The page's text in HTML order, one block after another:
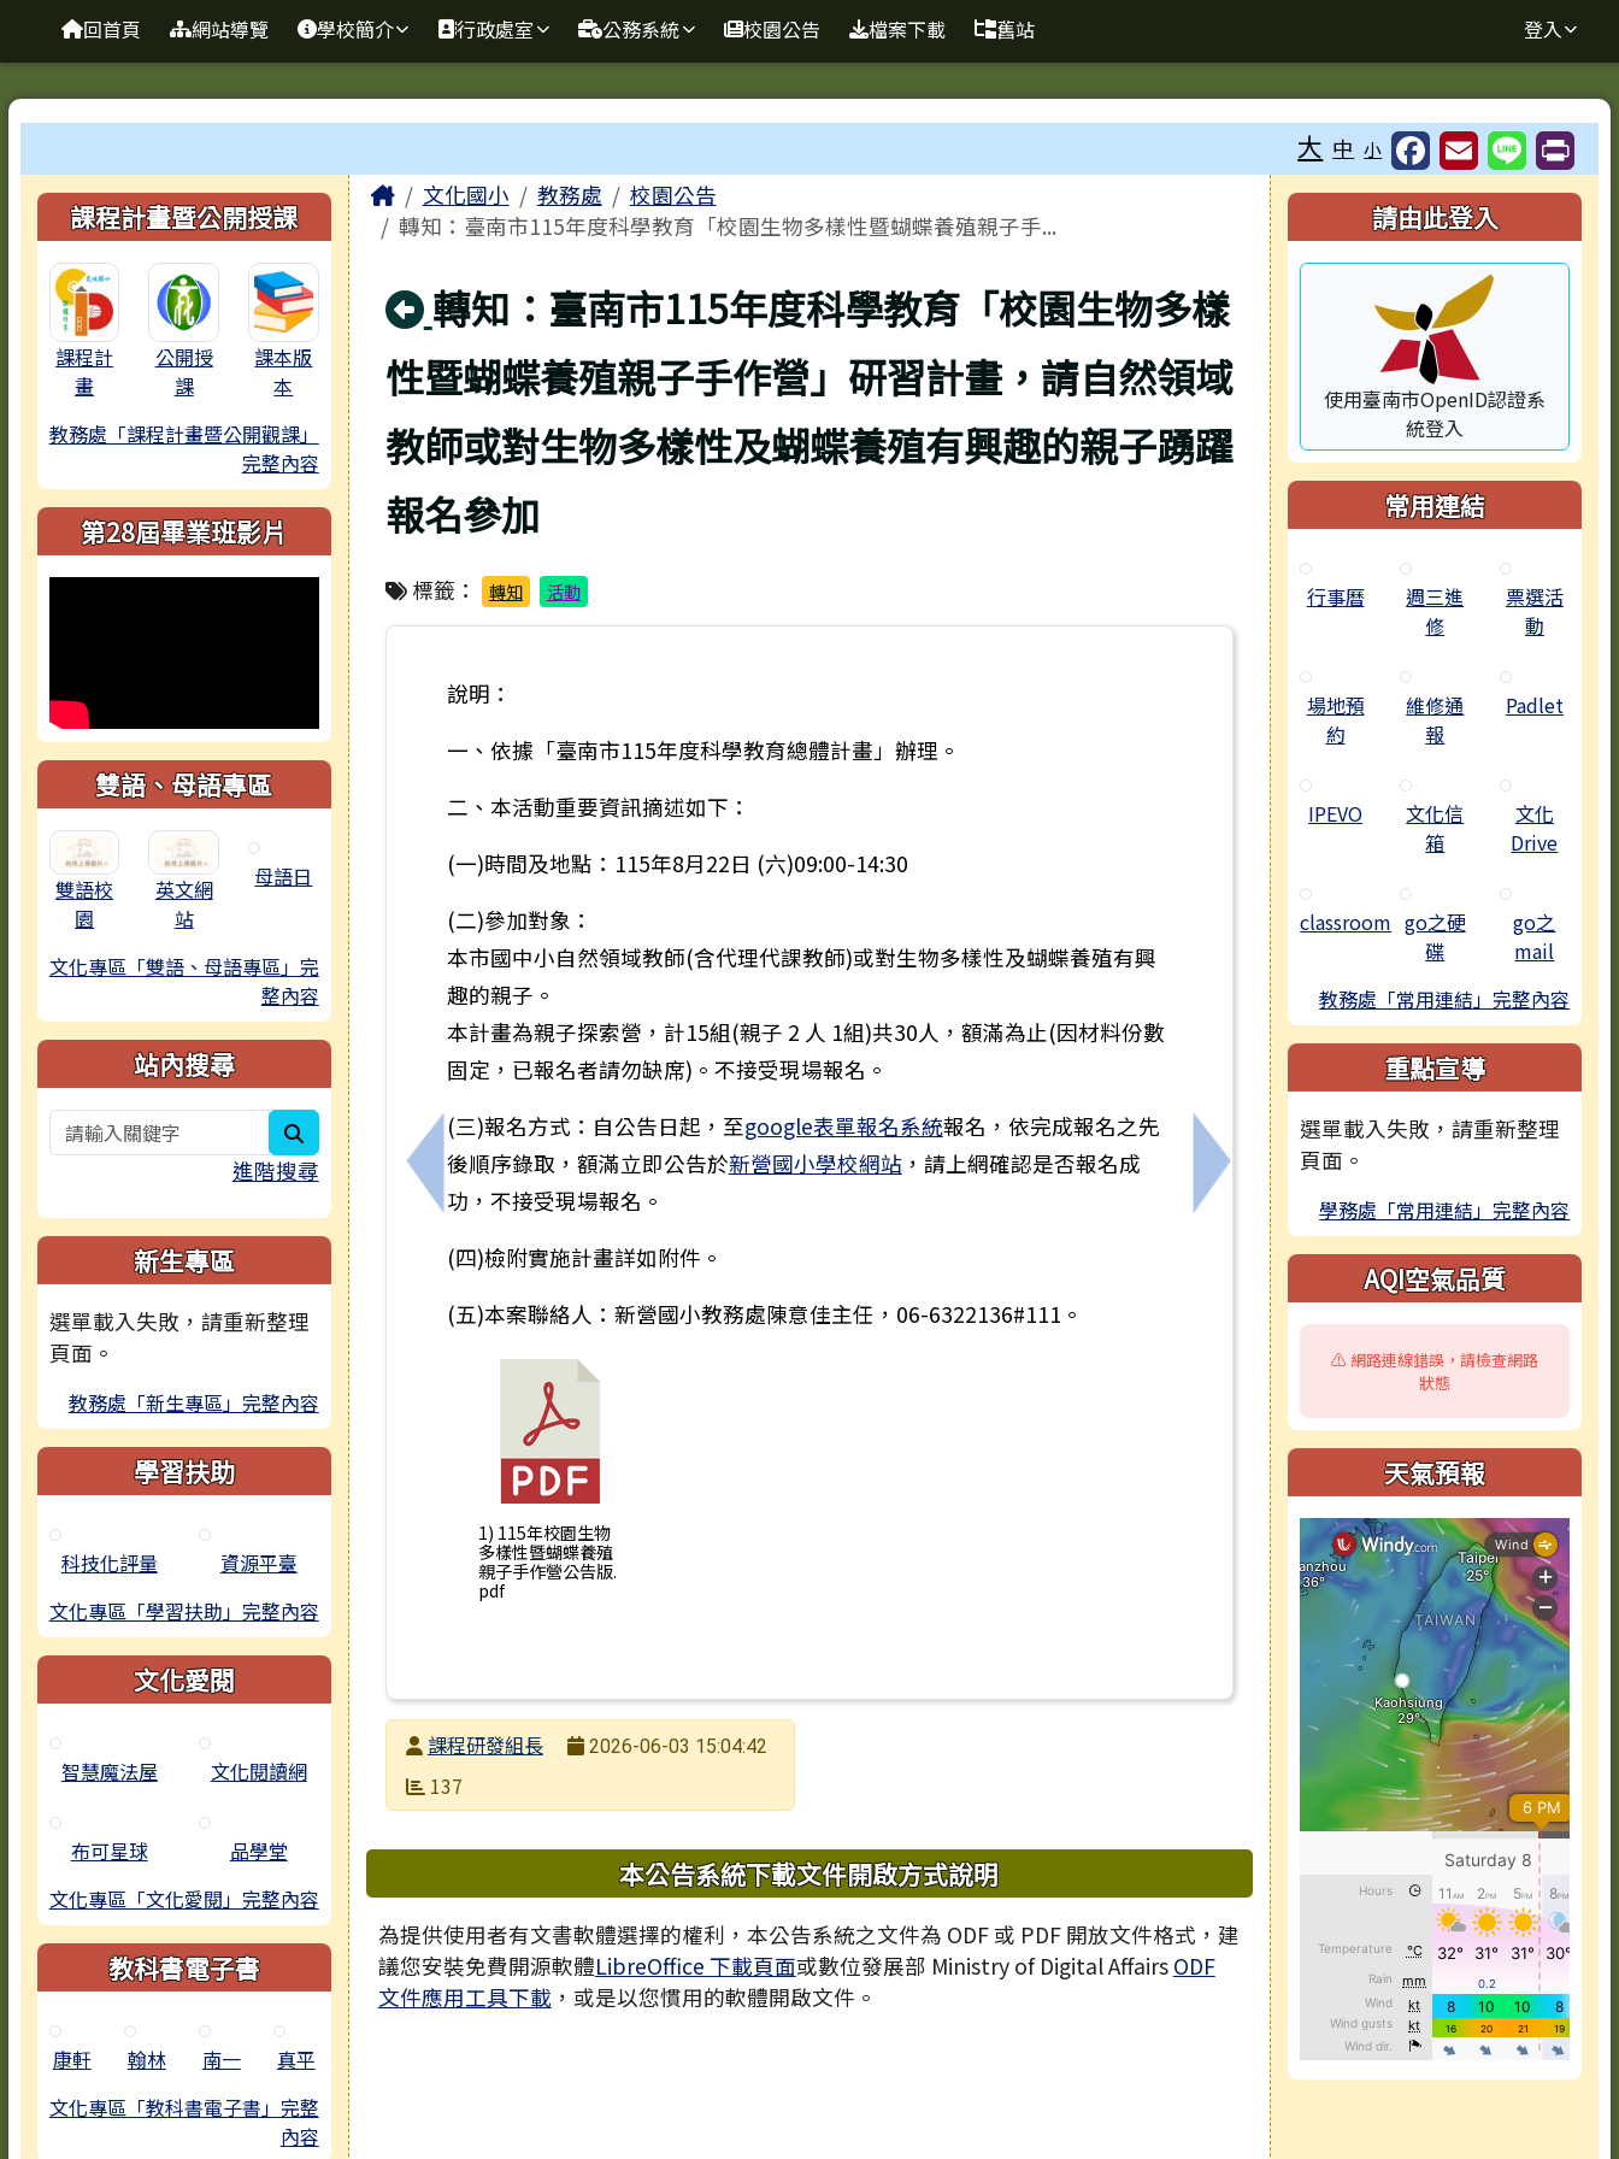
跳至主內容區
臺南市歸仁區文化國小全球資訊站
導覽列
回首頁 網站導覽 學校簡介 行政處室 公務系統 校園公告 檔案下載 舊站 登入
⏸
大 中 小
左邊區域內容
課程計畫暨公開授課
課程計
畫
公開授
課
課本版
本
教務處「課程計畫暨公開觀課」
完整內容
第28屆畢業班影片
雙語、母語專區
雙語校
園
英文網
站
母語日
文化專區「雙語、母語專區」完
整內容
站內搜尋
search
進階搜尋
新生專區
選單載入失敗，請重新整理
頁面。
教務處「新生專區」完整內容
學習扶助
科技化評量
資源平臺
文化專區「學習扶助」完整內容
文化愛閱
智慧魔法屋 文化閱讀網
布可星球
品學堂
文化專區「文化愛閱」完整內容
教科書電子書
康軒 翰林 南一
真平
文化專區「教科書電子書」完整
內容
主內容區域
Home文化國小 教務處
校園公告
轉知：臺南市115年度科學教育「校園生物多樣性暨蝴蝶養殖親子手...
回上頁
轉知：臺南市115年度科學教育「校園生物多樣
性暨蝴蝶養殖親子手作營」研習計畫，請自然領域
教師或對生物多樣性及蝴蝶養殖有興趣的親子踴躍
報名參加
標籤： 轉知 活動
上一筆：機器人進階班學科測驗名單公告
說明：
一、依據「臺南市115年度科學教育總體計畫」辦理。
二、本活動重要資訊摘述如下：
(一)時間及地點：115年8月22日 (六)09:00-14:30
(二)參加對象：
本市國中小自然領域教師(含代理代課教師)或對生物多樣性及蝴蝶養殖有興
趣的親子。
本計畫為親子探索營，計15組(親子 2 人 1組)共30人，額滿為止(因材料份數
固定，已報名者請勿缺席)。不接受現場報名。
(三)報名方式：自公告日起，至google表單報名系統報名，依完成報名之先
後順序錄取，額滿立即公告於新營國小學校網站，請上網確認是否報名成
功，不接受現場報名。
(四)檢附實施計畫詳如附件。
(五)本案聯絡人：新營國小教務處陳意佳主任，06-6322136#111。
1) 115年校園生物
多樣性暨蝴蝶養殖
親子手作營公告版.
pdf
下一筆：「原住民族語言能力認證測驗獎
發布者課程研發組長
發布日期
2026-06-03 15:04:42
瀏覽次數
137
下中區域內容 本公告系統下載文件開啟方式說明
為提供使用者有文書軟體選擇的權利，本公告系統之文件為 ODF 或 PDF 開放文件格式，建
議您安裝免費開源軟體LibreOffice 下載頁面或數位發展部 Ministry of Digital Affairs ODF
文件應用工具下載 ，或是以您慣用的軟體開啟文件。
右邊區域內容
請由此登入
使用臺南市OpenID認證系
統登入
常用連結
行事曆
週三進
修
票選活
動
場地預
約
維修通
報
Padlet
IPEVO
文化信
箱
文化
Drive
classroom go之硬
碟
go之
mail
教務處「常用連結」完整內容
重點宣導
選單載入失敗，請重新整理
頁面。
學務處「常用連結」完整內容
AQI空氣品質
⚠️ 網路連線錯誤，請檢查網路
狀態
天氣預報
頁尾區域